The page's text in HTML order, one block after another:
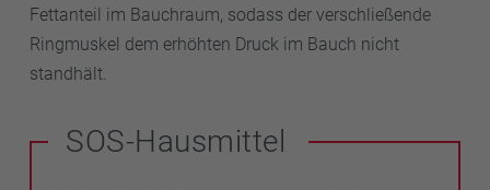
Fettanteil im Bauchraum, sodass der verschließende
Ringmuskel dem erhöhten Druck im Bauch nicht
standhält.
SOS-Hausmittel